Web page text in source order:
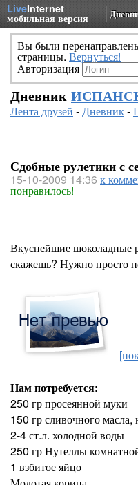
LiveInternet
мобильная версия
Вы были
страницы. Вернуться!
Авторизация
Дневник
Лента друзей -Дневник-
Сдобные рулетики с
15-10-2009 14:36 к
понравилось!
Вкуснейшие шоколадные
скажешь? Нужно просто
Нам потребуется:
250 гр просеянной муки
150 гр сливочного
2-4 ст.л. холодной воды
250 гр Нутеллы
1 взбитое яйцо